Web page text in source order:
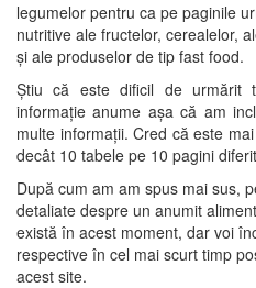
legumelor pentru ca pe paginile
nutritive ale fructelor, cerealelor,
și ale produselor de tip fast food.
Știu că este dificil de urmărit
informație anume așa că am
multe informații. Cred că este
decât 10 tabele pe 10 pagini
După cum am am spus mai sus,
detaliate despre un anumit
există în acest moment, dar voi
respective în cel mai scurt timp
acest site.